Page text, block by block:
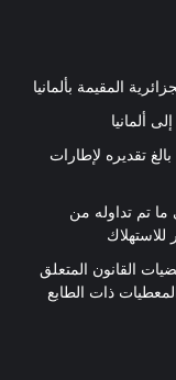
المقيمة بألمانيا
ألمانيا
تقديره لإطارات
ما تم تداوله من
القانون المتعلق
ذات الطابع